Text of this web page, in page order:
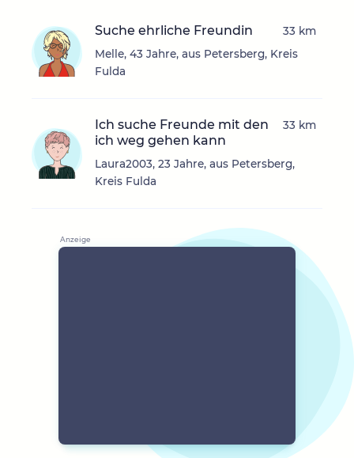
Suche ehrliche Freundin
Melle, 43 Jahre, aus Petersberg, Kreis
Fulda
33 km
Ich suche Freunde mit den
ich weg gehen kann
Laura2003, 23 Jahre, aus Petersberg,
Kreis Fulda
33 km